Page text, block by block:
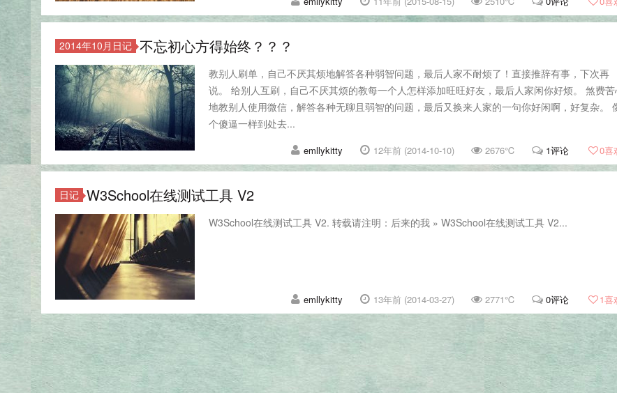
2014年10月日记 不忘初心方得始终？？？
教别人刷单，自己不厌其烦地解答各种弱智问题，最后人家不耐烦了！直接推辞有事，下次再
说。 给别人互刷，自己不厌其烦的教每一个人怎样添加旺旺好友，最后人家闲你好烦。 煞费
地教别人使用微信，解答各种无聊且弱智的问题，最后又换来人家的一句你好闲啊，好复杂。
个傻逼一样到处去...
emllykitty 12年前 (2014-10-10) 2676℃ 1评论 0喜
日记 W3School在线测试工具 V2
W3School在线测试工具 V2. 转载请注明：后来的我 » W3School在线测试工具 V2...
emllykitty 13年前 (2014-03-27) 2771℃ 0评论 1喜